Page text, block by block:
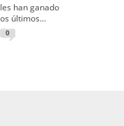
han ganado
últimos...
0